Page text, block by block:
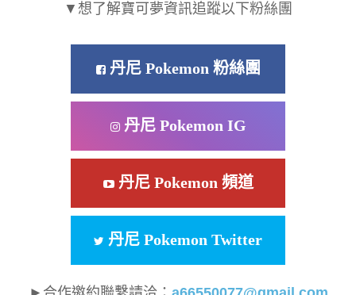
▼想了解寶可夢資訊追蹤以下粉絲團
丹尼 Pokemon 粉絲團
丹尼 Pokemon IG
丹尼 Pokemon 頻道
丹尼 Pokemon Twitter